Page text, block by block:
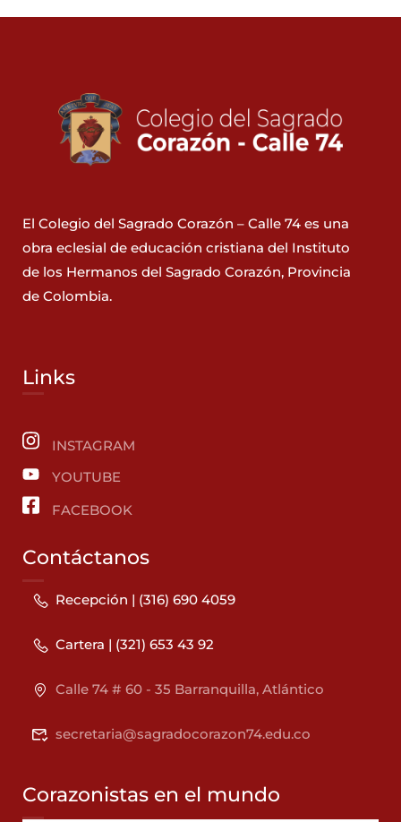
El Colegio del Sagrado Corazón – Calle 74 es una
obra eclesial de educación cristiana del Instituto
de los Hermanos del Sagrado Corazón, Provincia
de Colombia.
Links
INSTAGRAM
YOUTUBE
FACEBOOK
Contáctanos
Recepción | (316) 690 4059
Cartera | (321) 653 43 92
Calle 74 # 60 - 35 Barranquilla, Atlántico
secretaria@sagradocorazon74.edu.co
Corazonistas en el mundo